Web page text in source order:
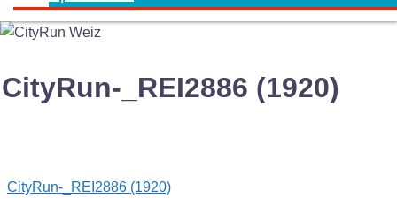
CityRun-_REI2886 (1920)
Post
CityRun-_REI2886 (1920)